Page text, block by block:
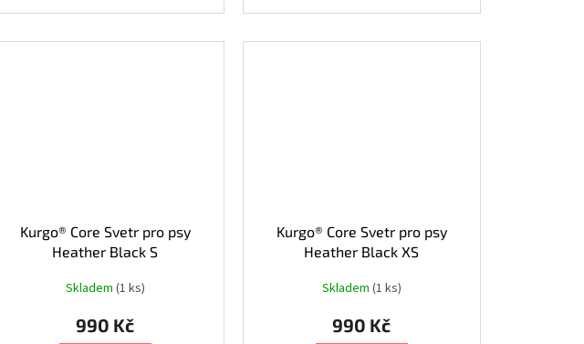
Kurgo® Core Svetr pro psy
Heather Black S
Skladem (1 ks)
990 Kč
Kurgo® Core Svetr pro psy
Heather Black XS
Skladem (1 ks)
990 Kč